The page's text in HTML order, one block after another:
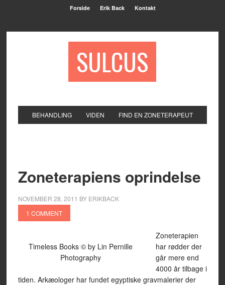
Forside Erik Back Kontakt
SULCUS
BEHANDLING VIDEN FIND EN ZONETERAPEUT
Zoneterapiens oprindelse
NOVEMBER 28, 2011 BY ERIKBACK
1 COMMENT
Timeless Books © by Lin Pernille
Photography
Zoneterapien
har rødder der
går mere end
4000 år tilbage i
tiden. Arkæologer har fundet egyptiske gravmalerier der